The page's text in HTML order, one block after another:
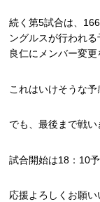
続く第5試合は、
ングルスが行われ
良仁にメンバー変更
これはいけそうな予
でも、最後まで戦い
試合開始は18：10予
応援よろしくお願い